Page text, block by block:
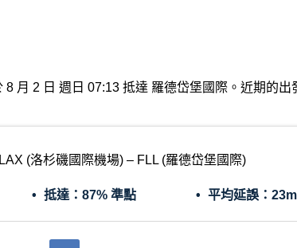
月 2 日 週日 07:13 抵達 羅德岱堡國際。近期的
LAX (洛杉磯國際機場) – FLL (羅德岱堡國際)
抵達： 87% 準點 平均延誤：